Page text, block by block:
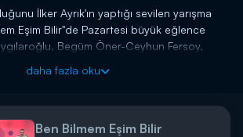
İlker Ayrık'ın yaptığı sevilen yarışma
Eşim Bilir"de Pazartesi büyük eğlence
Begüm Öner-Ceyhun Fersoy,
Ünlüler Özel Bölüm Pazartesi akşamı
D'de!
daha fazla oku
Ben Bilmem Eşim Bilir